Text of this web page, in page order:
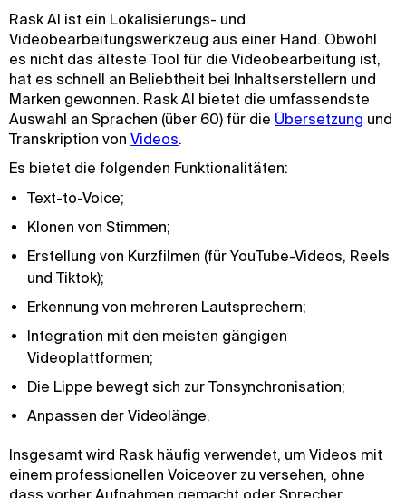
Rask AI ist ein Lokalisierungs- und
Videobearbeitungswerkzeug aus einer Hand. Obwohl
es nicht das älteste Tool für die Videobearbeitung ist,
hat es schnell an Beliebtheit bei Inhaltserstellern und
Marken gewonnen. Rask AI bietet die umfassendste
Auswahl an Sprachen (über 60) für die Übersetzung und
Transkription von Videos.
Es bietet die folgenden Funktionalitäten:
Text-to-Voice;
Klonen von Stimmen;
Erstellung von Kurzfilmen (für YouTube-Videos, Reels
und Tiktok);
Erkennung von mehreren Lautsprechern;
Integration mit den meisten gängigen
Videoplattformen;
Die Lippe bewegt sich zur Tonsynchronisation;
Anpassen der Videolänge.
Insgesamt wird Rask häufig verwendet, um Videos mit
einem professionellen Voiceover zu versehen, ohne
dass vorher Aufnahmen gemacht oder Sprecher